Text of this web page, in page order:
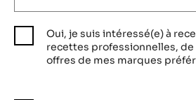
Oui, je suis intéressé(e) à
recettes professionnelles,
offres de mes marques